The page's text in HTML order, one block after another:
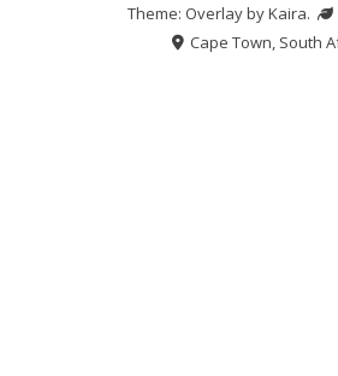
Theme: Overlay byKaira.
Cape Town, South